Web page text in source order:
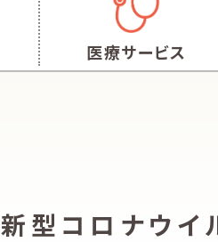
医療サービス
新型コロナウ